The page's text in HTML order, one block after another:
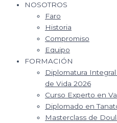
NOSOTROS
Faro
Historia
Compromiso
Equipo
FORMACIÓN
Diplomatura
de Vida 2026
Curso Experto en
Diplomado en
Masterclass de